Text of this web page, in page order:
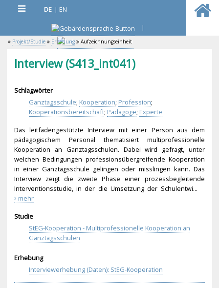
DE | EN
|
Projekt/Studie Erhebung Aufzeichnungseinheit
Interview (S413_int041)
Schlagwörter
Ganztagsschule; Kooperation; Profession;
Kooperationsbereitschaft; Pädagoge; Experte
Das leitfadengestützte Interview mit einer Person aus dem
pädagogischem Personal thematisiert multiprofessionelle
Kooperation an Ganztagsschulen. Dabei wird gefragt, unter
welchen Bedingungen professionsübergreifende Kooperation
in einer Ganztagsschule gelingen oder misslingen kann. Das
Interview zeigt die zweite Phase einer prozessbegleitende
Interventionsstudie, in der die Umsetzung der Schulentwi...
mehr
Studie
StEG-Kooperation - Multiprofessionelle Kooperation an
Ganztagsschulen
Erhebung
Interviewerhebung (Daten): StEG-Kooperation